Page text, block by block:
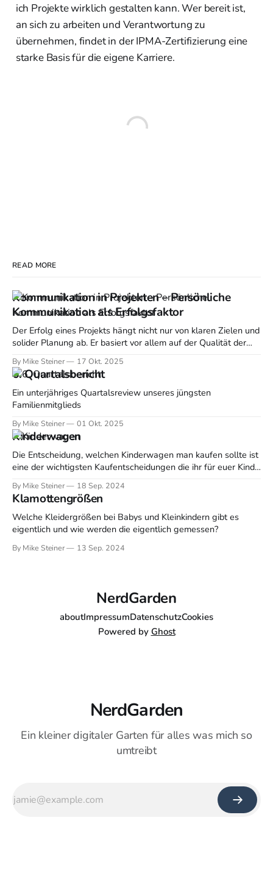
ich Projekte wirklich gestalten kann. Wer bereit ist,
an sich zu arbeiten und Verantwortung zu
übernehmen, findet in der IPMA-Zertifizierung eine
starke Basis für die eigene Karriere.
READ MORE
Kommunikation in Projekten – Persönliche
Kommunikation als Erfolgsfaktor
Der Erfolg eines Projekts hängt nicht nur von klaren Zielen und
solider Planung ab. Er basiert vor allem auf der Qualität der
Kommunikationsfluss hält Teams auf Kurs, sorgt für
Transparenz und verhindert Missverständnisse. Studien zeigen,
dass mangelnde Kommunikation zu Zeitverlust, erhöhter
Fehlerquote und im
By Mike Steiner 17 Okt. 2025
6. Quartalsbericht
Ein unterjähriges Quartalsreview unseres jüngsten
Familienmitglieds
By Mike Steiner 01 Okt. 2025
Kinderwagen
Die Entscheidung, welchen Kinderwagen man kaufen sollte ist
eine der wichtigsten Kaufentscheidungen die ihr für euer Kind
zu sein, daher will das wirklich gut überlegt sein. Sucht euch
am besten schon mal mehrere Fachgeschäfte in eurer Nähe
(BabyOne ist zwar
By Mike Steiner 18 Sep. 2024
Klamottengrößen
Welche Kleidergrößen bei Babys und Kleinkindern gibt es
eigentlich und wie werden die eigentlich gemessen?
By Mike Steiner 13 Sep. 2024
NerdGarden
aboutImpressumDatenschutzCookies
Powered by Ghost
NerdGarden
Ein kleiner digitaler Garten für alles was mich so
umtreibt